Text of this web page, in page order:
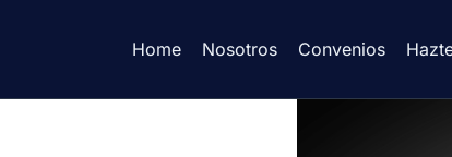
Home Nosotros Convenios